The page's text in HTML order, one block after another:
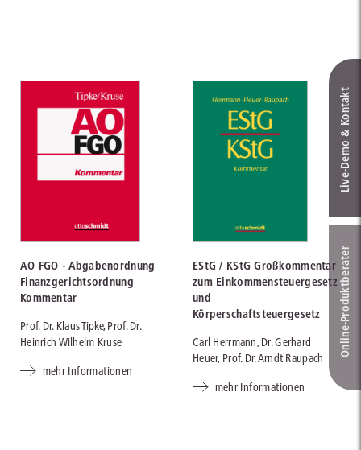
AO FGO - Abgabenordnung
Finanzgerichtsordnung
Kommentar
Prof. Dr. Klaus Tipke, Prof. Dr.
Heinrich Wilhelm Kruse
mehr Informationen
EStG / KStG Großkommentar
zum Einkommensteuergesetz
und
Körperschaftsteuergesetz
Carl Herrmann, Dr. Gerhard
Heuer, Prof. Dr. Arndt Raupach
mehr Informationen
Live‑Demo & Kontakt
Online-Produkt­berater